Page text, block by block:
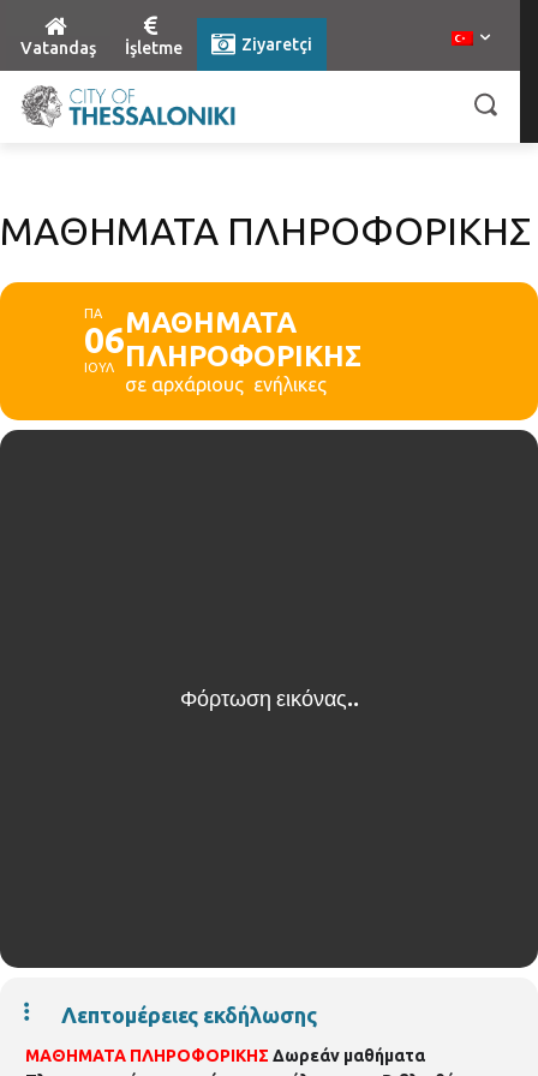
Vatandaş İşletme Ziyaretçi
ΜΑΘΗΜΑΤΑ ΠΛΗΡΟΦΟΡΙΚΗΣ
ΠΑ
06
ΙΟΥΛ
ΜΑΘΗΜΑΤΑ
ΠΛΗΡΟΦΟΡΙΚΗΣ
σε αρχάριους ενήλικες
Λεπτομέρειες εκδήλωσης
ΜΑΘΗΜΑΤΑ ΠΛΗΡΟΦΟΡΙΚΗΣ Δωρεάν μαθήματα